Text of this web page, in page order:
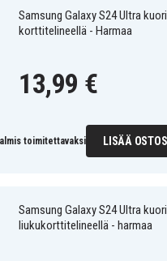
Samsung Galaxy S24 Ultra kuori
korttitelineellä - Harmaa
13,99 €
toimitettavaksi LISÄÄ
Samsung Galaxy S24 Ultra kuori
liukukorttitelineellä - harmaa